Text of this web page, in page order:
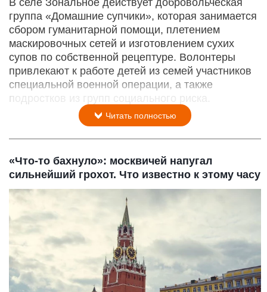
группа «Домашние супчики», которая занимается
сбором гуманитарной помощи, плетением
маскировочных сетей и изготовлением сухих
супов по собственной рецептуре. Волонтеры
привлекают к работе детей из семей участников
специальной военной операции, а также
подростков из групп социального риска.
Читать полностью
«Что-то бахнуло»: москвичей напугал
сильнейший грохот. Что известно к этому часу